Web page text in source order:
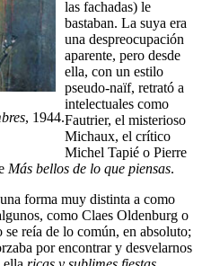
, 1944.
las fachadas) le
bastaban. La suya era
una despreocupación
aparente, pero desde
ella, con un estilo
pseudo-naïf, retrató a
intelectuales como
Fautrier, el misterioso
Michaux, el crítico
Michel Tapié o Pierre
Más bellos de lo que piensas.
forma muy distinta a como
como Claes Oldenburg o
reía de lo común, en absoluto;
por encontrar y desvelarnos